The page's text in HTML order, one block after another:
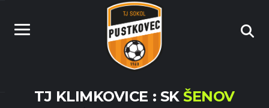
TJ KLIMKOVICE : SKŠENOV